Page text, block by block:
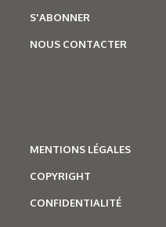
S'ABONNER
NOUS CONTACTER
MENTIONS LÉGALES
COPYRIGHT
CONFIDENTIALITÉ